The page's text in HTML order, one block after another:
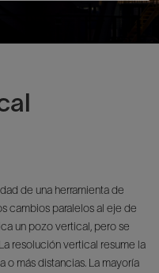
de una herramienta de
cambios paralelos al eje de
un pozo vertical, pero se
resolución vertical resume la
o más distancias. La mayoría